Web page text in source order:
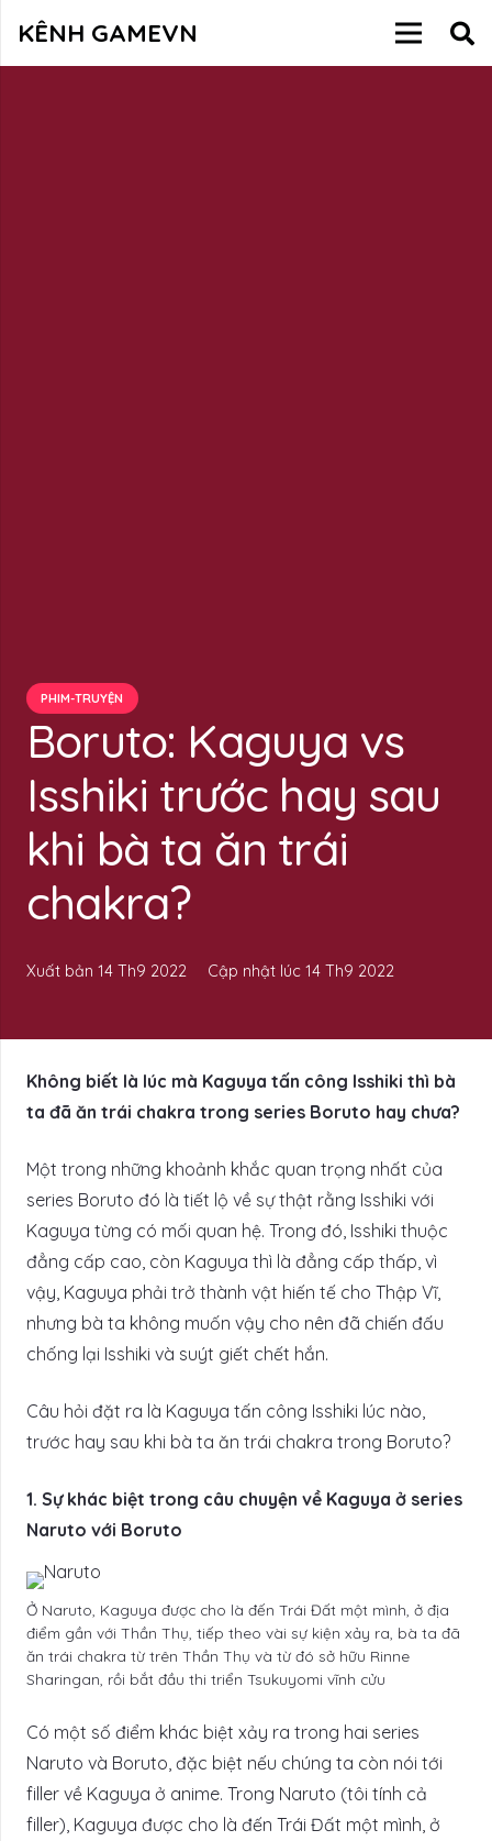
KÊNH GAMEVN
PHIM-TRUYỆN
Boruto: Kaguya vs
Isshiki trước hay sau
khi bà ta ăn trái
chakra?
Xuất bản 14 Th9 2022 Cập nhật lúc14 Th9 2022
Không biết là lúc mà Kaguya tấn công Isshiki thì bà
ta đã ăn trái chakra trong series Boruto hay chưa?
Một trong những khoảnh khắc quan trọng nhất của
series Boruto đó là tiết lộ về sự thật rằng Isshiki với
Kaguya từng có mối quan hệ. Trong đó, Isshiki thuộc
đẳng cấp cao, còn Kaguya thì là đẳng cấp thấp, vì
vậy, Kaguya phải trở thành vật hiến tế cho Thập Vĩ,
nhưng bà ta không muốn vậy cho nên đã chiến đấu
chống lại Isshiki và suýt giết chết hắn.
Câu hỏi đặt ra là Kaguya tấn công Isshiki lúc nào,
trước hay sau khi bà ta ăn trái chakra trong Boruto?
1. Sự khác biệt trong câu chuyện về Kaguya ở series
Naruto với Boruto
Ở Naruto, Kaguya được cho là đến Trái Đất một mình, ở địa
điểm gần với Thần Thụ, tiếp theo vài sự kiện xảy ra, bà ta đã
ăn trái chakra từ trên Thần Thụ và từ đó sở hữu Rinne
Sharingan, rồi bắt đầu thi triển Tsukuyomi vĩnh cửu
Có một số điểm khác biệt xảy ra trong hai series
Naruto và Boruto, đặc biệt nếu chúng ta còn nói tới
filler về Kaguya ở anime. Trong Naruto (tôi tính cả
filler), Kaguya được cho là đến Trái Đất một mình, ở